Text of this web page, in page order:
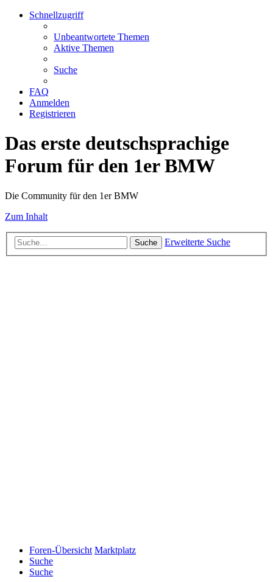
Schnellzugriff
Unbeantwortete Themen
Aktive Themen
Suche
FAQ
Anmelden
Registrieren
Das erste deutschsprachige
Forum für den 1er BMW
Die Community für den 1er BMW
Zum Inhalt
Suche Erweiterte Suche
Foren-Übersicht Marktplatz
Suche
Suche